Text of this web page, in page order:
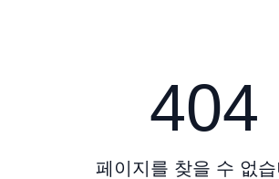
404
페이지를 찾을 수 없